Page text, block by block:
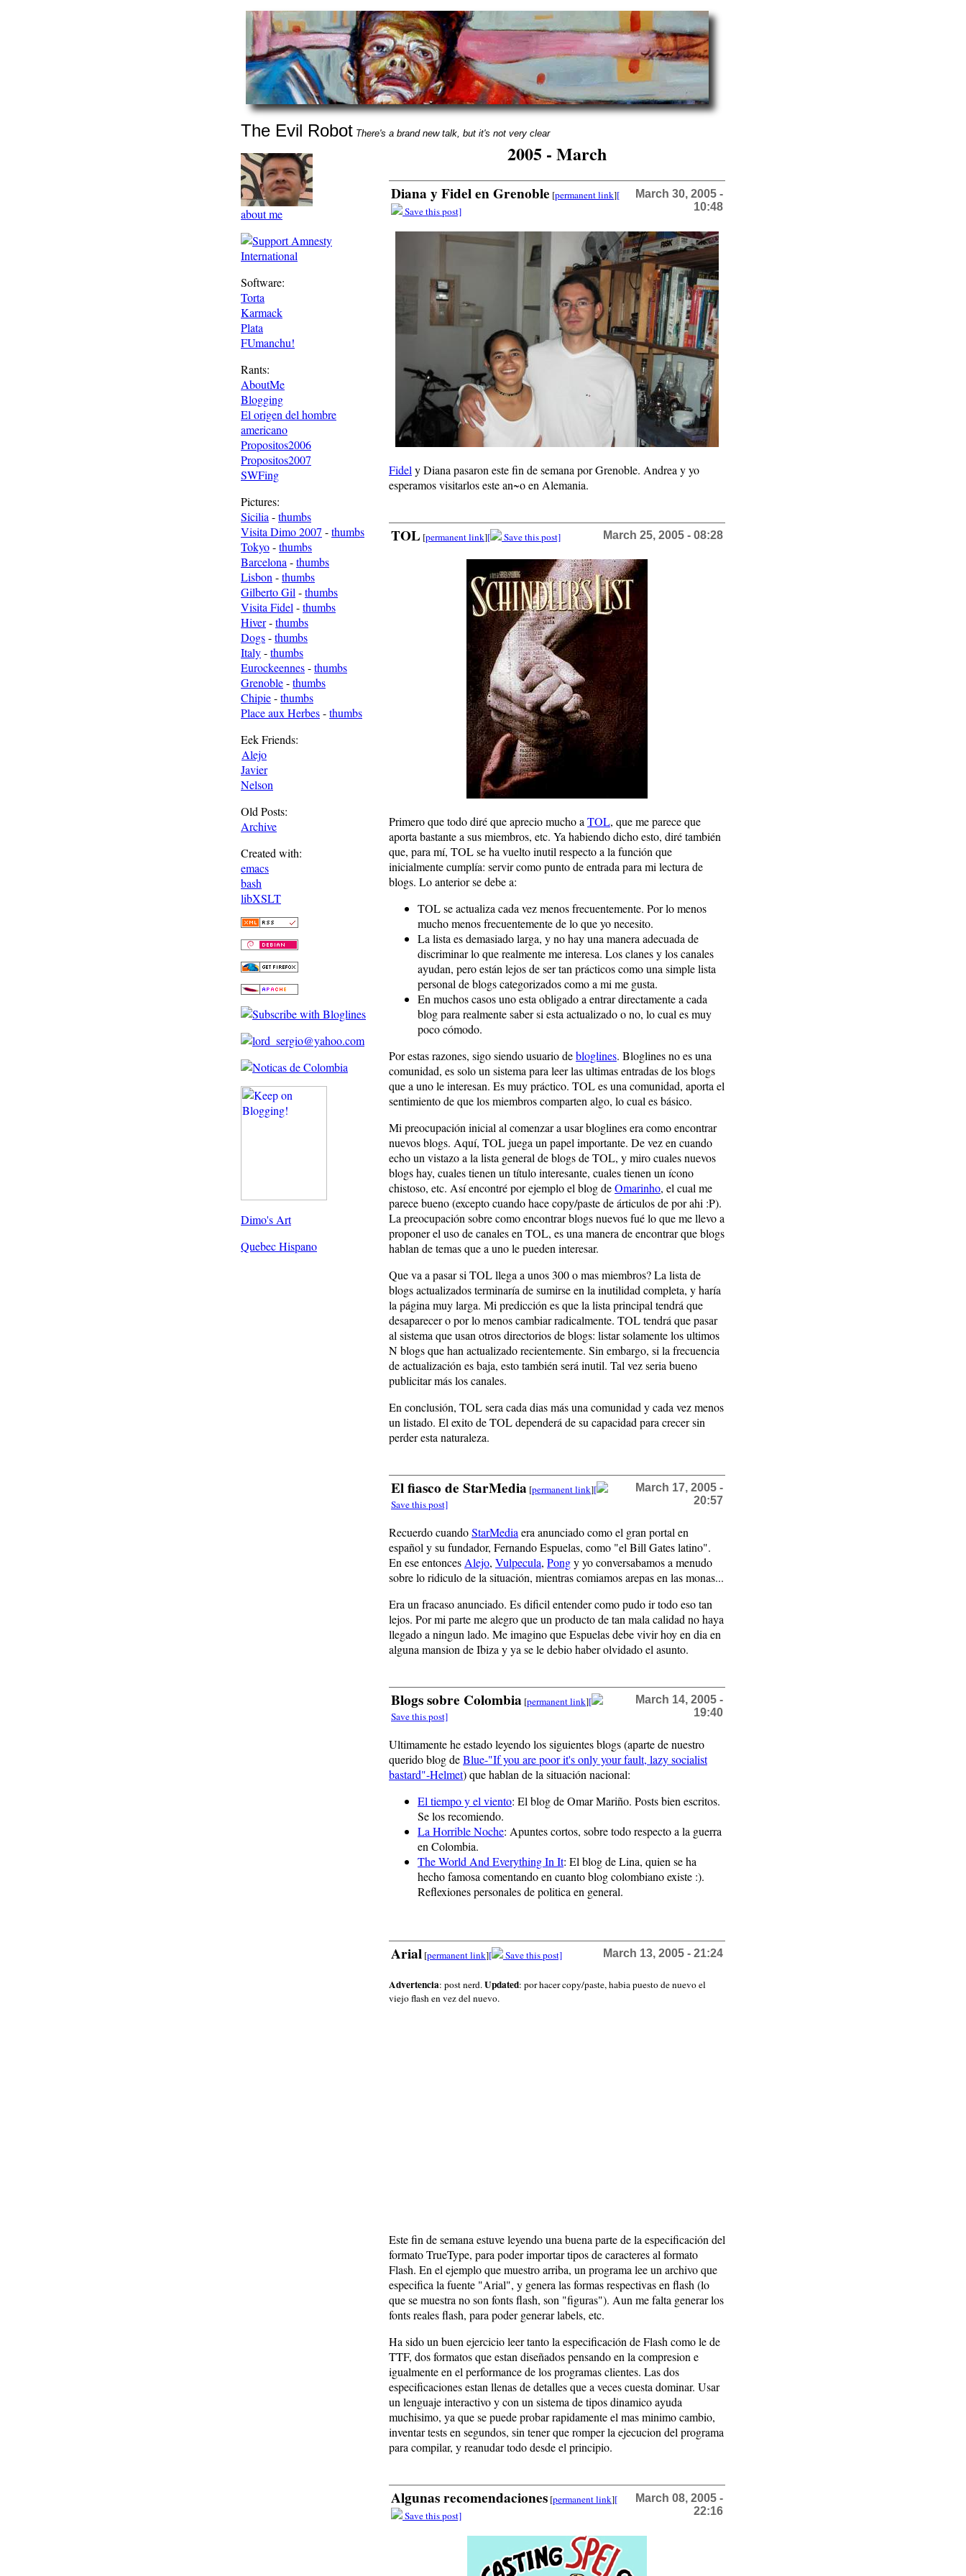
The Evil Robot There's a brand new talk, but it's not very clear
about me
Software:
Torta
Karmack
Plata
FUmanchu!
Rants:
AboutMe
Blogging
El origen del hombre
americano
Propositos2006
Propositos2007
SWFing
Pictures:
Sicilia -thumbs
Visita Dimo 2007 -thumbs
Tokyo-thumbs
Barcelona -thumbs
Lisbon -thumbs
Gilberto Gil -thumbs
Visita Fidel -thumbs
Hiver-thumbs
Dogs-thumbs
Italy-thumbs
Eurockeennes-thumbs
Grenoble-thumbs
Chipie-thumbs
Place aux Herbes-thumbs
Eek Friends:
Alejo
Javier
Nelson
Old Posts:
Archive
Created with:
emacs
bash
libXSLT
Dimo's Art
Quebec Hispano
2005 - March
Diana y Fidel en Grenoble [permanent link][
Save this post]
March 30, 2005 -
10:48
Fidel y Diana pasaron este fin de semana por Grenoble. Andrea y yo
esperamos visitarlos este an~o en Alemania.
TOL [permanent link][ Save this post] March 25, 2005 - 08:28
Primero que todo diré que aprecio mucho a TOL, que me parece que
aporta bastante a sus miembros, etc. Ya habiendo dicho esto, diré también
que, para mí, TOL se ha vuelto inutil respecto a la función que
inicialmente cumplía: servir como punto de entrada para mi lectura de
blogs. Lo anterior se debe a:
TOL se actualiza cada vez menos frecuentemente. Por lo menos
mucho menos frecuentemente de lo que yo necesito.
La lista es demasiado larga, y no hay una manera adecuada de
discriminar lo que realmente me interesa. Los clanes y los canales
ayudan, pero están lejos de ser tan prácticos como una simple lista
personal de blogs categorizados como a mi me gusta.
En muchos casos uno esta obligado a entrar directamente a cada
blog para realmente saber si esta actualizado o no, lo cual es muy
poco cómodo.
Por estas razones, sigo siendo usuario debloglines. Bloglines no es una
comunidad, es solo un sistema para leer las ultimas entradas de los blogs
que a uno le interesan. Es muy práctico. TOL es una comunidad, aporta el
sentimiento de que los miembros comparten algo, lo cual es básico.
Mi preocupación inicial al comenzar a usar bloglines era como encontrar
nuevos blogs. Aquí, TOL juega un papel importante. De vez en cuando
echo un vistazo a la lista general de blogs de TOL, y miro cuales nuevos
blogs hay, cuales tienen un título interesante, cuales tienen un ícono
chistoso, etc. Así encontré por ejemplo el blog deOmarinho, el cual me
parece bueno (excepto cuando hace copy/paste de árticulos de por ahi :P).
La preocupación sobre como encontrar blogs nuevos fué lo que me llevo a
proponer el uso de canales en TOL, es una manera de encontrar que blogs
hablan de temas que a uno le pueden interesar.
Que va a pasar si TOL llega a unos 300 o mas miembros? La lista de
blogs actualizados terminaría de sumirse en la inutilidad completa, y haría
la página muy larga. Mi predicción es que la lista principal tendrá que
desaparecer o por lo menos cambiar radicalmente. TOL tendrá que pasar
al sistema que usan otros directorios de blogs: listar solamente los ultimos
N blogs que han actualizado recientemente. Sin embargo, si la frecuencia
de actualización es baja, esto también será inutil. Tal vez seria bueno
publicitar más los canales.
En conclusión, TOL sera cada dias más una comunidad y cada vez menos
un listado. El exito de TOL dependerá de su capacidad para crecer sin
perder esta naturaleza.
El fiasco de StarMedia [permanent link][
Save this post]
March 17, 2005 -
20:57
Recuerdo cuandoStarMedia era anunciado como el gran portal en
español y su fundador, Fernando Espuelas, como "el Bill Gates latino".
En ese entonces Alejo, Vulpecula, Pongy yo conversabamos a menudo
sobre lo ridiculo de la situación, mientras comiamos arepas en las monas...
Era un fracaso anunciado. Es dificil entender como pudo ir todo eso tan
lejos. Por mi parte me alegro que un producto de tan mala calidad no haya
llegado a ningun lado. Me imagino que Espuelas debe vivir hoy en dia en
alguna mansion de Ibiza y ya se le debio haber olvidado el asunto.
Blogs sobre Colombia [permanent link][
Save this post]
March 14, 2005 -
19:40
Ultimamente he estado leyendo los siguientes blogs (aparte de nuestro
querido blog deBlue-"If you are poor it's only your fault, lazy socialist
bastard"-Helmet) que hablan de la situación nacional:
El tiempo y el viento: El blog de Omar Mariño. Posts bien escritos.
Se los recomiendo.
La Horrible Noche: Apuntes cortos, sobre todo respecto a la guerra
en Colombia.
The World And Everything In It: El blog de Lina, quien se ha
hecho famosa comentando en cuanto blog colombiano existe :).
Reflexiones personales de politica en general.
Arial [permanent link][ Save this post] March 13, 2005 - 21:24
Advertencia: post nerd.Updated: por hacer copy/paste, habia puesto de nuevo el
viejo flash en vez del nuevo.
Este fin de semana estuve leyendo una buena parte de la especificación del
formato TrueType, para poder importar tipos de caracteres al formato
Flash. En el ejemplo que muestro arriba, un programa lee un archivo que
especifica la fuente "Arial", y genera las formas respectivas en flash (lo
que se muestra no son fonts flash, son "figuras"). Aun me falta generar los
fonts reales flash, para poder generar labels, etc.
Ha sido un buen ejercicio leer tanto la especificación de Flash como le de
TTF, dos formatos que estan diseñados pensando en la compresion e
igualmente en el performance de los programas clientes. Las dos
especificaciones estan llenas de detalles que a veces cuesta dominar. Usar
un lenguaje interactivo y con un sistema de tipos dinamico ayuda
muchisimo, ya que se puede probar rapidamente el mas minimo cambio,
inventar tests en segundos, sin tener que romper la ejecucion del programa
para compilar, y reanudar todo desde el principio.
Algunas recomendaciones [permanent link][
Save this post]
March 08, 2005 -
22:16